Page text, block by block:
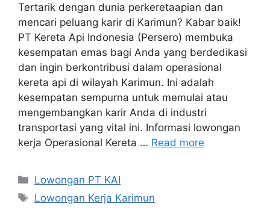
Tertarik dengan dunia perkeretaapian dan
mencari peluang karir di Karimun? Kabar baik!
PT Kereta Api Indonesia (Persero) membuka
kesempatan emas bagi Anda yang berdedikasi
dan ingin berkontribusi dalam operasional
kereta api di wilayah Karimun. Ini adalah
kesempatan sempurna untuk memulai atau
mengembangkan karir Anda di industri
transportasi yang vital ini. Informasi lowongan
kerja Operasional Kereta … Read more
Categories
Lowongan PT KAI
Tags
Lowongan Kerja Karimun